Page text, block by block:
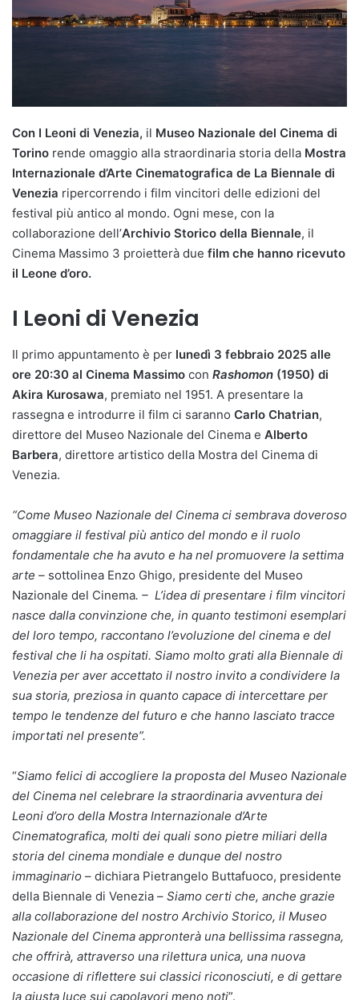
Con I Leoni di Venezia, il Museo Nazionale del Cinema di
Torino rende omaggio alla straordinaria storia della Mostra
Internazionale d’Arte Cinematografica de La Biennale di
Venezia ripercorrendo i film vincitori delle edizioni del
festival più antico al mondo. Ogni mese, con la
collaborazione dell’Archivio Storico della Biennale, il
Cinema Massimo 3 proietterà due film che hanno ricevuto
il Leone d’oro.
I Leoni di Venezia
Il primo appuntamento è per lunedì 3 febbraio 2025 alle
ore 20:30 al Cinema Massimo con Rashomon (1950) di
Akira Kurosawa, premiato nel 1951. A presentare la
rassegna e introdurre il film ci saranno Carlo Chatrian,
direttore del Museo Nazionale del Cinema e Alberto
Barbera, direttore artistico della Mostra del Cinema di
Venezia.
“Come Museo Nazionale del Cinema ci sembrava doveroso
omaggiare il festival più antico del mondo e il ruolo
fondamentale che ha avuto e ha nel promuovere la settima
arte – sottolinea Enzo Ghigo, presidente del Museo
Nazionale del Cinema. – L’idea di presentare i film vincitori
nasce dalla convinzione che, in quanto testimoni esemplari
del loro tempo, raccontano l’evoluzione del cinema e del
festival che li ha ospitati. Siamo molto grati alla Biennale di
Venezia per aver accettato il nostro invito a condividere la
sua storia, preziosa in quanto capace di intercettare per
tempo le tendenze del futuro e che hanno lasciato tracce
importati nel presente”.
“Siamo felici di accogliere la proposta del Museo Nazionale
del Cinema nel celebrare la straordinaria avventura dei
Leoni d’oro della Mostra Internazionale d’Arte
Cinematografica, molti dei quali sono pietre miliari della
storia del cinema mondiale e dunque del nostro
immaginario – dichiara Pietrangelo Buttafuoco, presidente
della Biennale di Venezia – Siamo certi che, anche grazie
alla collaborazione del nostro Archivio Storico, il Museo
Nazionale del Cinema appronterà una bellissima rassegna,
che offrirà, attraverso una rilettura unica, una nuova
occasione di riflettere sui classici riconosciuti, e di gettare
la giusta luce sui capolavori meno noti”.